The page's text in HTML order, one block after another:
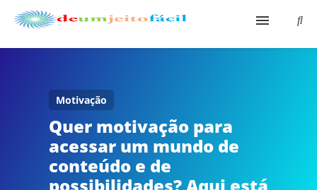
Aqui É Fácil
Shopping Virtual
Motivação
Quer motivação para
acessar um mundo de
conteúdo e de